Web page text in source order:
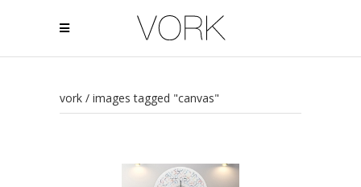
vork / images tagged "canvas"